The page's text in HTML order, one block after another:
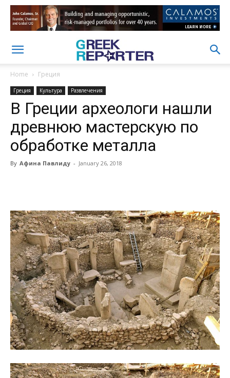
Home Греция
Греция Культура Развлечения
В Греции археологи нашли
древнюю мастерскую по
обработке металла
By Афина Павлиду - January 26, 2018